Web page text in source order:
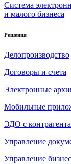
Система
и малого бизнеса
Решения
Делопроизводство
Договоры и счета
Электронные
Мобильные
ЭДО с
Управление
Управление